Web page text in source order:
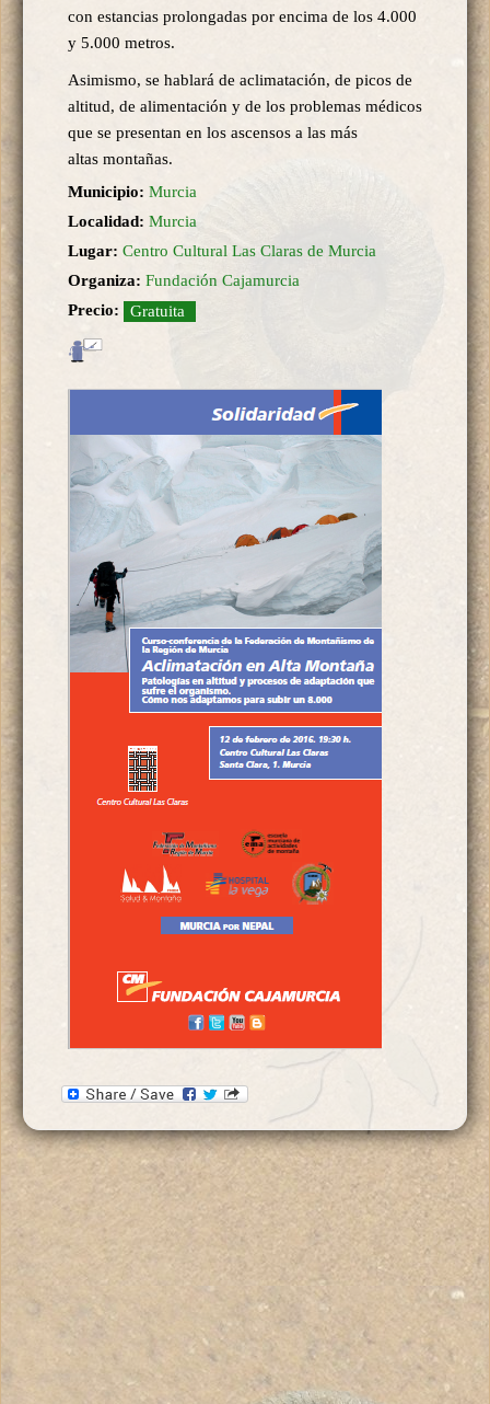
con estancias prolongadas por encima de los 4.000
y 5.000 metros.
Asimismo, se hablará de aclimatación, de picos de
altitud, de alimentación y de los problemas médicos
que se presentan en los ascensos a las más
altas montañas.
Municipio: Murcia
Localidad: Murcia
Lugar: Centro Cultural Las Claras de Murcia
Organiza: Fundación Cajamurcia
Precio:
Gratuita